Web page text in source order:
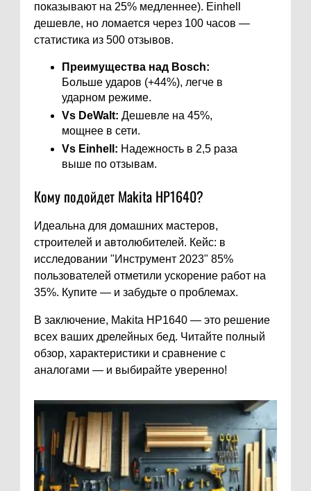
показывают на 25% медленнее). Einhell
дешевле, но ломается через 100 часов —
статистика из 500 отзывов.
Преимущества над Bosch:
Больше ударов (+44%), легче в
ударном режиме.
Vs DeWalt: Дешевле на 45%,
мощнее в сети.
Vs Einhell: Надежность в 2,5 раза
выше по отзывам.
Кому подойдет Makita HP1640?
Идеальна для домашних мастеров,
строителей и автолюбителей. Кейс: в
исследовании "Инструмент 2023" 85%
пользователей отметили ускорение работ на
35%. Купите — и забудьте о проблемах.
В заключение, Makita HP1640 — это решение
всех ваших дрелейных бед. Читайте полный
обзор, характеристики и сравнение с
аналогами — и выбирайте уверенно!